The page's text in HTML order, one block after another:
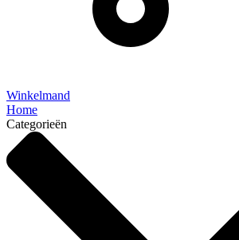
Winkelmand
Home
Categorieën